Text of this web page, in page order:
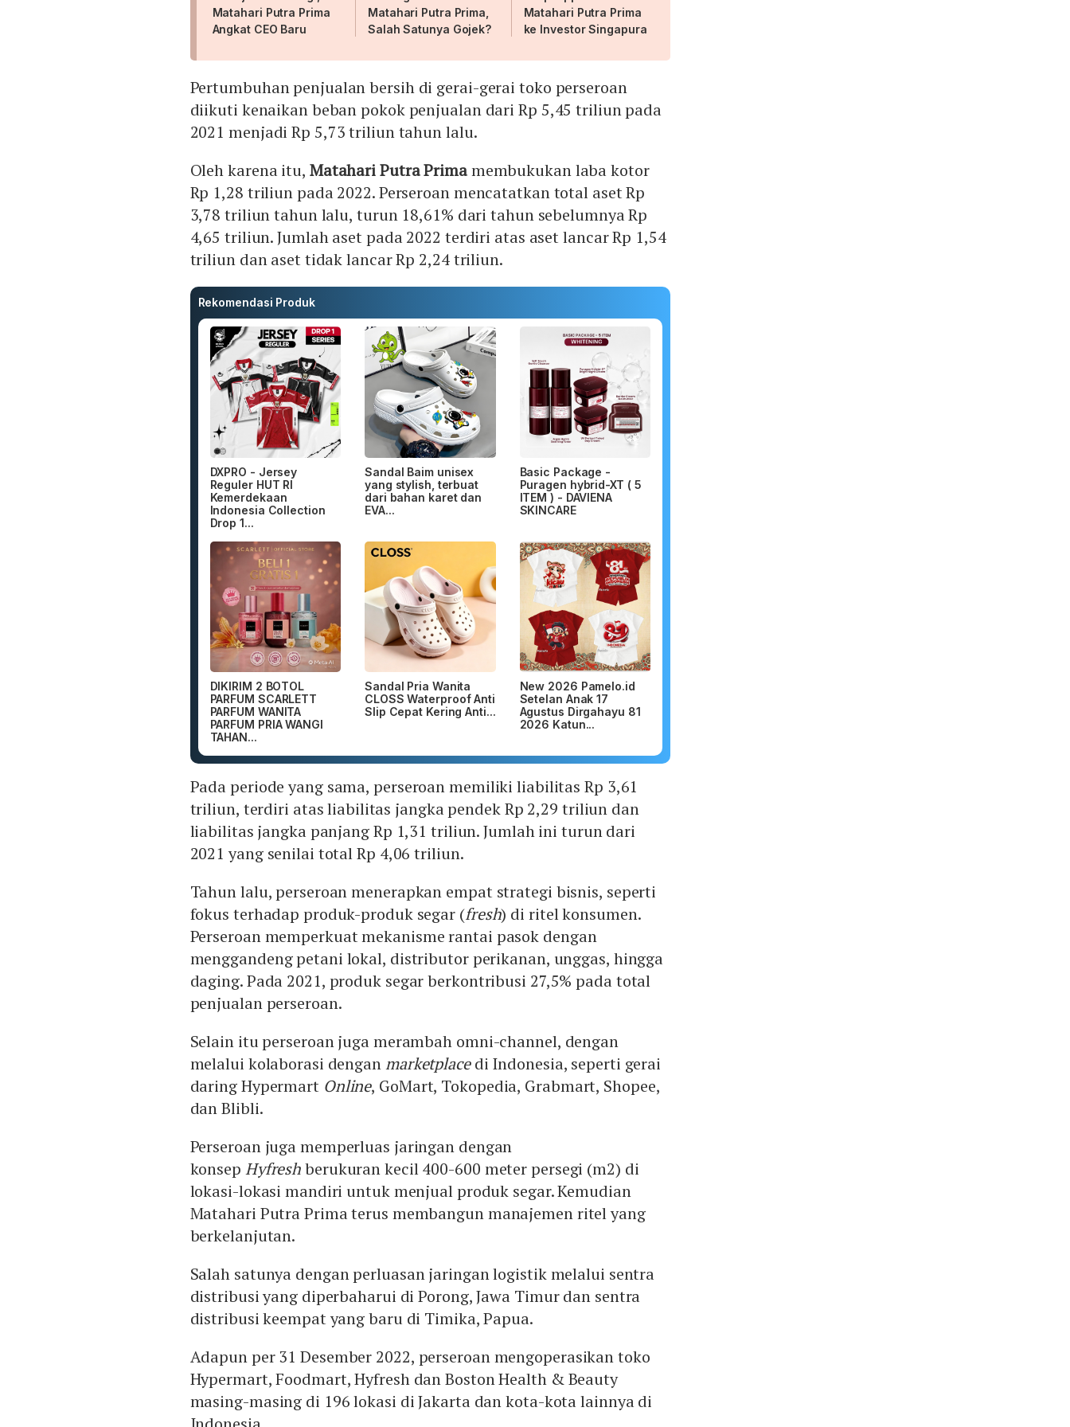
Matahari Putra Prima
Angkat CEO Baru
Matahari Putra Prima,
Salah Satunya Gojek?
Matahari Putra Prima
ke Investor Singapura
Pertumbuhan penjualan bersih di gerai-gerai toko perseroan
diikuti kenaikan beban pokok penjualan dari Rp 5,45 triliun pada
2021 menjadi Rp 5,73 triliun tahun lalu.
Oleh karena itu, Matahari Putra Primamembukukan laba kotor
Rp 1,28 triliun pada 2022. Perseroan mencatatkan total aset Rp
3,78 triliun tahun lalu, turun 18,61% dari tahun sebelumnya Rp
4,65 triliun. Jumlah aset pada 2022 terdiri atas aset lancar Rp 1,54
triliun dan aset tidak lancar Rp 2,24 triliun.
Rekomendasi Produk
DXPRO - Jersey
Reguler HUT RI
Kemerdekaan
Indonesia Collection
Drop 1...
Sandal Baim unisex
yang stylish, terbuat
dari bahan karet dan
EVA...
Basic Package -
Puragen hybrid-XT ( 5
ITEM ) - DAVIENA
SKINCARE
DIKIRIM 2 BOTOL
PARFUM SCARLETT
PARFUM WANITA
PARFUM PRIA WANGI
TAHAN...
Sandal Pria Wanita
CLOSS Waterproof Anti
Slip Cepat Kering Anti...
New 2026 Pamelo.id
Setelan Anak 17
Agustus Dirgahayu 81
2026 Katun...
Pada periode yang sama, perseroan memiliki liabilitas Rp 3,61
triliun, terdiri atas liabilitas jangka pendek Rp 2,29 triliun dan
liabilitas jangka panjang Rp 1,31 triliun. Jumlah ini turun dari
2021 yang senilai total Rp 4,06 triliun.
Tahun lalu, perseroan menerapkan empat strategi bisnis, seperti
fokus terhadap produk-produk segar (fresh) di ritel konsumen.
Perseroan memperkuat mekanisme rantai pasok dengan
menggandeng petani lokal, distributor perikanan, unggas, hingga
daging. Pada 2021, produk segar berkontribusi 27,5% pada total
penjualan perseroan.
Selain itu perseroan juga merambah omni-channel, dengan
melalui kolaborasi denganmarketplacedi Indonesia, seperti gerai
daring Hypermart Online, GoMart, Tokopedia, Grabmart, Shopee,
dan Blibli.
Perseroan juga memperluas jaringan dengan
konsep Hyfreshberukuran kecil 400-600 meter persegi (m2) di
lokasi-lokasi mandiri untuk menjual produk segar. Kemudian
Matahari Putra Prima terus membangun manajemen ritel yang
berkelanjutan.
Salah satunya dengan perluasan jaringan logistik melalui sentra
distribusi yang diperbaharui di Porong, Jawa Timur dan sentra
distribusi keempat yang baru di Timika, Papua.
Adapun per 31 Desember 2022, perseroan mengoperasikan toko
Hypermart, Foodmart, Hyfresh dan Boston Health & Beauty
masing-masing di 196 lokasi di Jakarta dan kota-kota lainnya di